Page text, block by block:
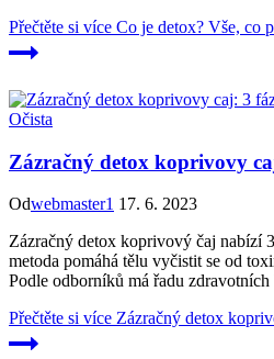
Přečtěte si více Co je detox? Vše, co
Očista
Zázračný detox koprivovy
Odwebmaster1 17. 6. 2023
Zázračný detox koprivový čaj nabízí
metoda pomáhá tělu vyčistit se od
Podle odborníků má řadu zdravotních
Přečtěte si více Zázračný detox